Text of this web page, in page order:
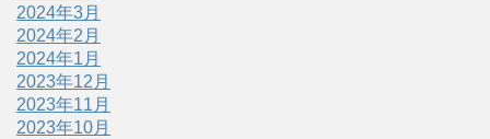
2024年3月
2024年2月
2024年1月
2023年12月
2023年11月
2023年10月